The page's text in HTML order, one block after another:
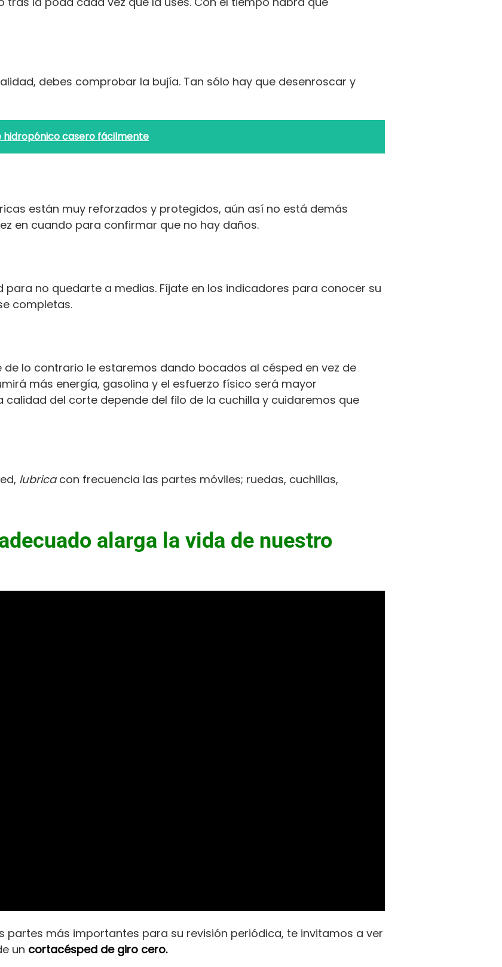
debes comprobar la bujía. Tan sólo hay que desenroscar y
casero fácilmente
están muy reforzados y protegidos, aún así no está demás
en cuando para confirmar que no hay daños.
no quedarte a medias. Fíjate en los indicadores para conocer su
completas.
lo contrario le estaremos dando bocados al césped en vez de
más energía, gasolina y el esfuerzo físico será mayor
calidad del corte depende del filo de la cuchilla y cuidaremos que
lubricacon frecuencia las partes móviles; ruedas, cuchillas,
alarga la vida de nuestro
partes más importantes para su revisión periódica, te invitamos a ver
un cortacésped de giro cero.